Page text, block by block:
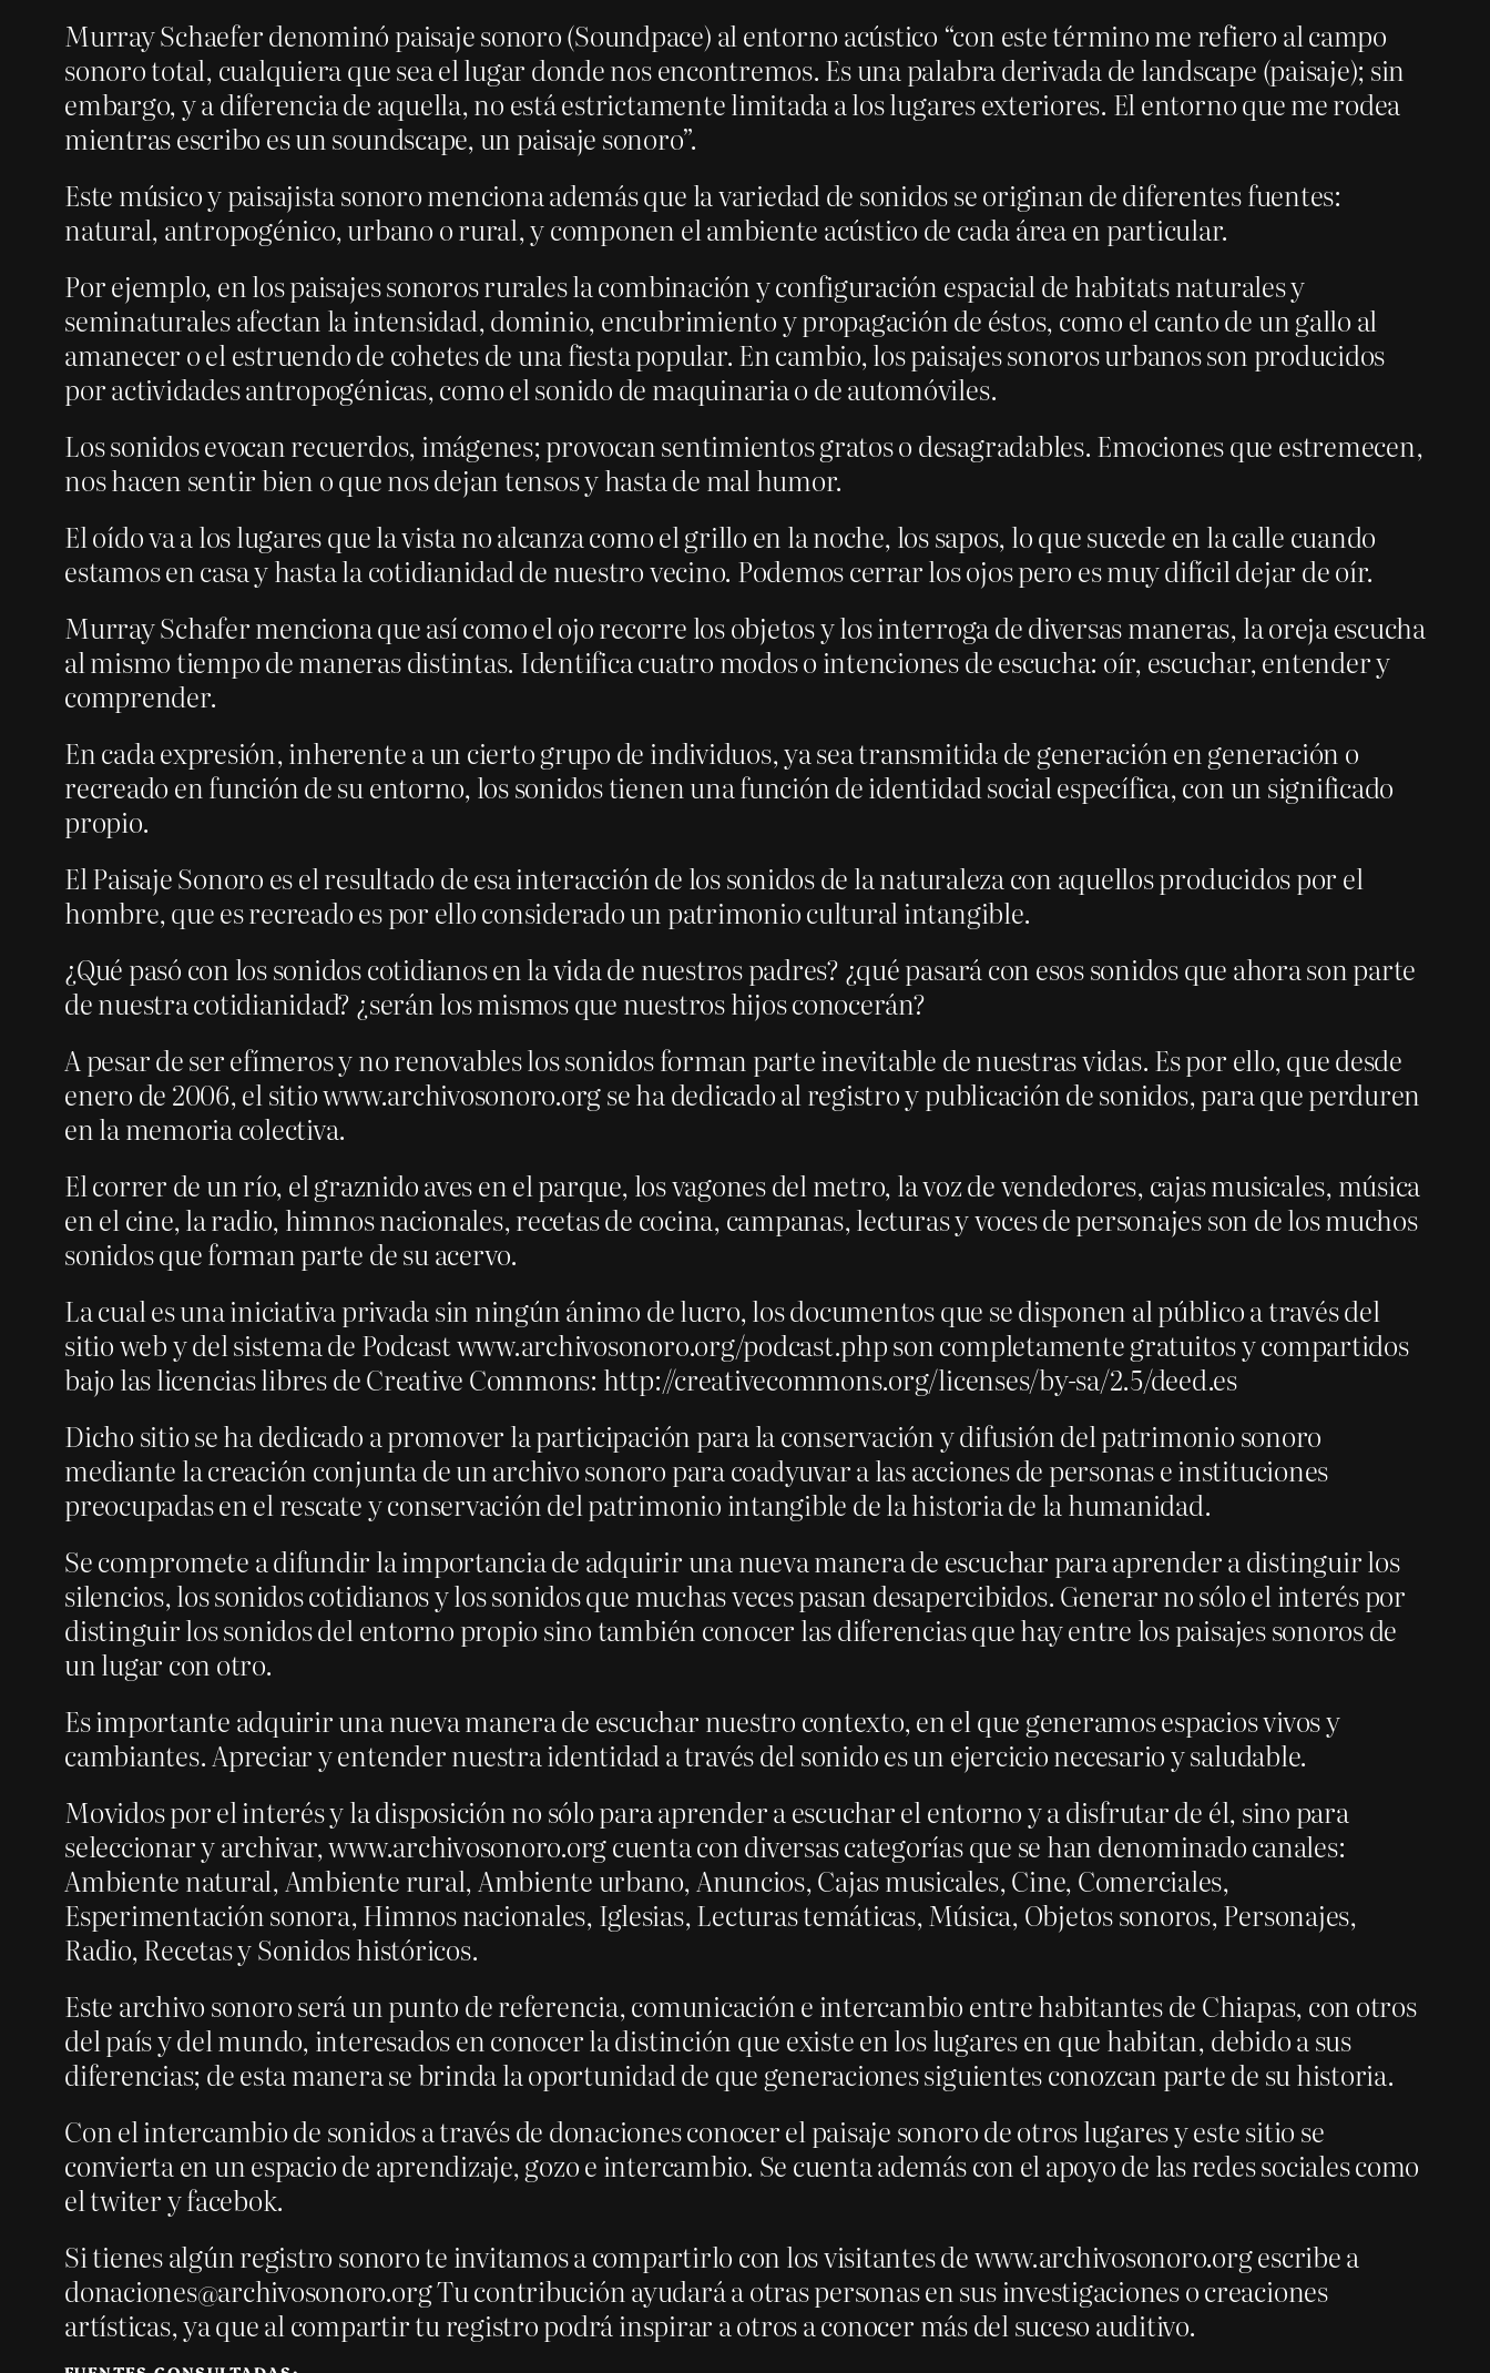
Murray Schaefer denominó paisaje sonoro (Soundpace) al entorno acústico “con este término me refiero al campo
sonoro total, cualquiera que sea el lugar donde nos encontremos. Es una palabra derivada de landscape (paisaje); sin
embargo, y a diferencia de aquella, no está estrictamente limitada a los lugares exteriores. El entorno que me rodea
mientras escribo es un soundscape, un paisaje sonoro”.
Este músico y paisajista sonoro menciona además que la variedad de sonidos se originan de diferentes fuentes:
natural, antropogénico, urbano o rural, y componen el ambiente acústico de cada área en particular.
Por ejemplo, en los paisajes sonoros rurales la combinación y configuración espacial de habitats naturales y
seminaturales afectan la intensidad, dominio, encubrimiento y propagación de éstos, como el canto de un gallo al
amanecer o el estruendo de cohetes de una fiesta popular. En cambio, los paisajes sonoros urbanos son producidos
por actividades antropogénicas, como el sonido de maquinaria o de automóviles.
Los sonidos evocan recuerdos, imágenes; provocan sentimientos gratos o desagradables. Emociones que estremecen,
nos hacen sentir bien o que nos dejan tensos y hasta de mal humor.
El oído va a los lugares que la vista no alcanza como el grillo en la noche, los sapos, lo que sucede en la calle cuando
estamos en casa y hasta la cotidianidad de nuestro vecino. Podemos cerrar los ojos pero es muy difícil dejar de oír.
Murray Schafer menciona que así como el ojo recorre los objetos y los interroga de diversas maneras, la oreja escucha
al mismo tiempo de maneras distintas. Identifica cuatro modos o intenciones de escucha: oír, escuchar, entender y
comprender.
En cada expresión, inherente a un cierto grupo de individuos, ya sea transmitida de generación en generación o
recreado en función de su entorno, los sonidos tienen una función de identidad social específica, con un significado
propio.
El Paisaje Sonoro es el resultado de esa interacción de los sonidos de la naturaleza con aquellos producidos por el
hombre, que es recreado es por ello considerado un patrimonio cultural intangible.
¿Qué pasó con los sonidos cotidianos en la vida de nuestros padres? ¿qué pasará con esos sonidos que ahora son parte
de nuestra cotidianidad? ¿serán los mismos que nuestros hijos conocerán?
A pesar de ser efímeros y no renovables los sonidos forman parte inevitable de nuestras vidas. Es por ello, que desde
enero de 2006, el sitio www.archivosonoro.org se ha dedicado al registro y publicación de sonidos, para que perduren
en la memoria colectiva.
El correr de un río, el graznido aves en el parque, los vagones del metro, la voz de vendedores, cajas musicales, música
en el cine, la radio, himnos nacionales, recetas de cocina, campanas, lecturas y voces de personajes son de los muchos
sonidos que forman parte de su acervo.
La cual es una iniciativa privada sin ningún ánimo de lucro, los documentos que se disponen al público a través del
sitio web y del sistema de Podcast www.archivosonoro.org/podcast.php son completamente gratuitos y compartidos
bajo las licencias libres de Creative Commons: http://creativecommons.org/licenses/by-sa/2.5/deed.es
Dicho sitio se ha dedicado a promover la participación para la conservación y difusión del patrimonio sonoro
mediante la creación conjunta de un archivo sonoro para coadyuvar a las acciones de personas e instituciones
preocupadas en el rescate y conservación del patrimonio intangible de la historia de la humanidad.
Se compromete a difundir la importancia de adquirir una nueva manera de escuchar para aprender a distinguir los
silencios, los sonidos cotidianos y los sonidos que muchas veces pasan desapercibidos. Generar no sólo el interés por
distinguir los sonidos del entorno propio sino también conocer las diferencias que hay entre los paisajes sonoros de
un lugar con otro.
Es importante adquirir una nueva manera de escuchar nuestro contexto, en el que generamos espacios vivos y
cambiantes. Apreciar y entender nuestra identidad a través del sonido es un ejercicio necesario y saludable.
Movidos por el interés y la disposición no sólo para aprender a escuchar el entorno y a disfrutar de él, sino para
seleccionar y archivar, www.archivosonoro.org cuenta con diversas categorías que se han denominado canales:
Ambiente natural, Ambiente rural, Ambiente urbano, Anuncios, Cajas musicales, Cine, Comerciales,
Esperimentación sonora, Himnos nacionales, Iglesias, Lecturas temáticas, Música, Objetos sonoros, Personajes,
Radio, Recetas y Sonidos históricos.
Este archivo sonoro será un punto de referencia, comunicación e intercambio entre habitantes de Chiapas, con otros
del país y del mundo, interesados en conocer la distinción que existe en los lugares en que habitan, debido a sus
diferencias; de esta manera se brinda la oportunidad de que generaciones siguientes conozcan parte de su historia.
Con el intercambio de sonidos a través de donaciones conocer el paisaje sonoro de otros lugares y este sitio se
convierta en un espacio de aprendizaje, gozo e intercambio. Se cuenta además con el apoyo de las redes sociales como
el twiter y facebok.
Si tienes algún registro sonoro te invitamos a compartirlo con los visitantes de www.archivosonoro.org escribe a
donaciones@archivosonoro.org Tu contribución ayudará a otras personas en sus investigaciones o creaciones
artísticas, ya que al compartir tu registro podrá inspirar a otros a conocer más del suceso auditivo.